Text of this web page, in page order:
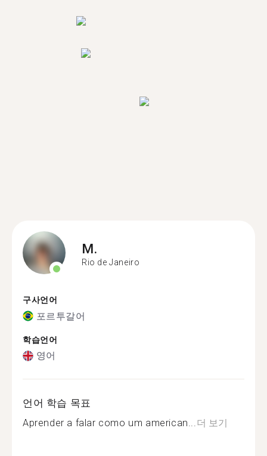
M.
Rio de Janeiro
구사언어
포르투갈어
학습언어
영어
언어 학습 목표
Aprender a falar como um american...더 보기